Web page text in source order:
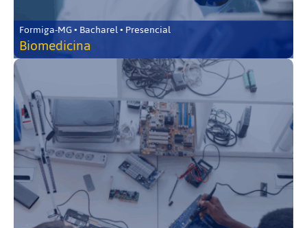
Formiga-MG • Bacharel • Presencial
Biomedicina